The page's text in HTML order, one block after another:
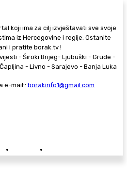
koji ima za cilj izvještavati sve svoje
iz Hercegovine i regije. Ostanite
i pratite borak.tv !
- Široki Brijeg- Ljubuški - Grude -
- Livno - Sarajevo - Banja Luka
e-mail:: borakinfo1@gmail.com